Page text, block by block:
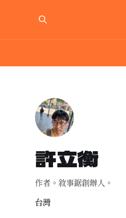
許立衡
作者。敘事鋸創辦人。
台灣